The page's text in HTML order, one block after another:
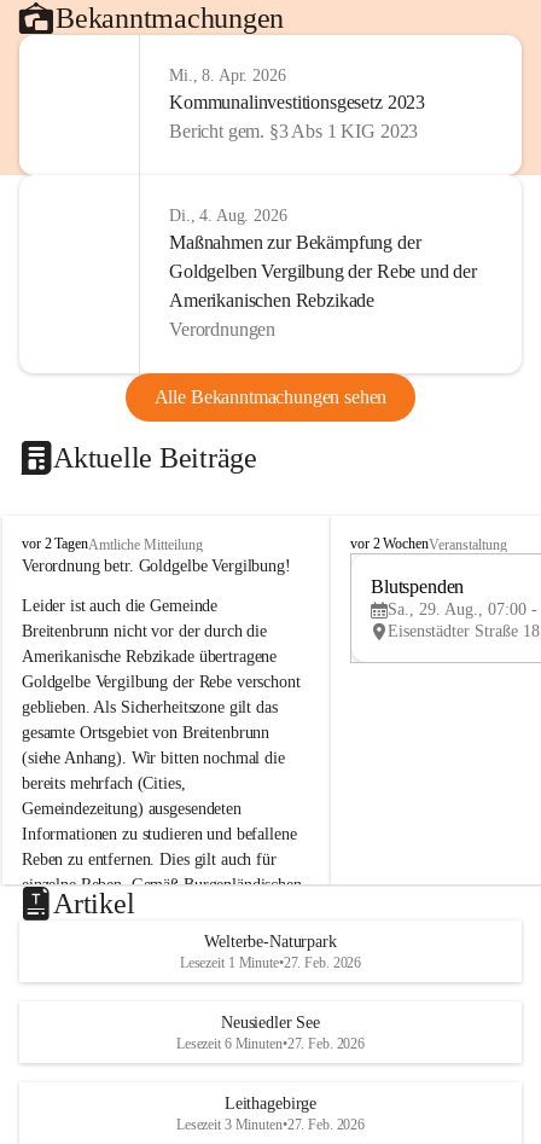
Bekanntmachungen
Mi., 8. Apr. 2026
Kommunalinvestitionsgesetz 2023
Bericht gem. §3 Abs 1 KIG 2023
Di., 4. Aug. 2026
Maßnahmen zur Bekämpfung der
Goldgelben Vergilbung der Rebe und der
Amerikanischen Rebzikade
Verordnungen
Alle Bekanntmachungen sehen
Aktuelle Beiträge
B
r
i
t
e
n
b
r
u
n
n
a
m
N
e
u
s
d
S
vor 2 TagenAmtliche Mitteilung
Verordnung betr. Goldgelbe Vergilbung!
Leider ist auch die Gemeinde
Breitenbrunn nicht vor der durch die
Amerikanische Rebzikade übertragene
Goldgelbe Vergilbung der Rebe verschont
geblieben. Als Sicherheitszone gilt das
gesamte Ortsgebiet von Breitenbrunn
(siehe Anhang). Wir bitten nochmal die
bereits mehrfach (Cities,
Gemeindezeitung) ausgesendeten
Informationen zu studieren und befallene
Reben zu entfernen. Dies gilt auch für
einzelne Reben. Gemäß Burgenländischen
Weinbaugesetz sind nicht gepflegte oder
unzulässige Weingärten zu roden! Bitte
helfen wir zusammen um unsere Winzer
vor den prognostizierten Ernteausfällen
und den daraus folgenden wirtschaftlichen
Maßnahmen zur Bekämpfung
B
e
u
e
d
r
S
vor 2 WochenVeranstaltung
Blutspenden
Sa., 29. Aug., 07:00 -
Artikel
Welterbe-Naturpark
Lesezeit 1 Minute•27. Feb. 2026
Neusiedler See
Lesezeit 6 Minuten•27. Feb. 2026
Leithagebirge
Lesezeit 3 Minuten•27. Feb. 2026